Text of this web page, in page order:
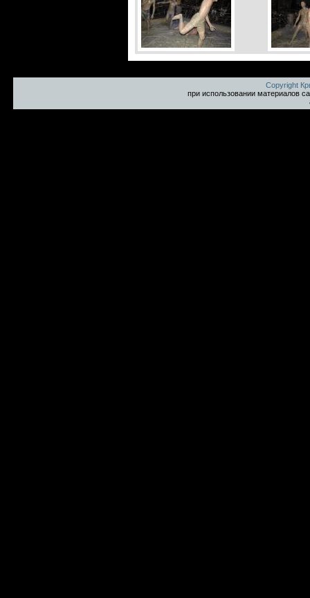
Copyright
при использовании материалов